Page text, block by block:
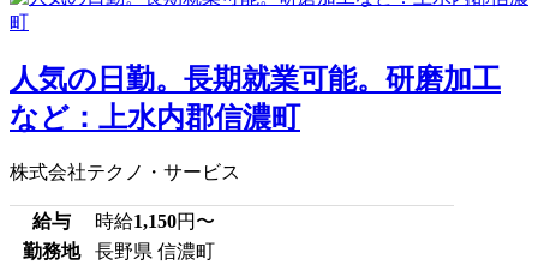
人気の日勤。長期就業可能。研磨加工
など：上水内郡信濃町
株式会社テクノ・サービス
給与 時給1,150円〜
勤務地
長野県 信濃町